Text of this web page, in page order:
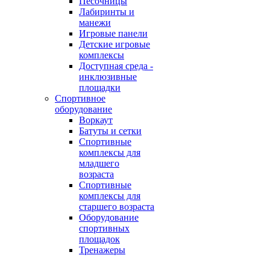
Лабиринты и
манежи
Игровые панели
Детские игровые
комплексы
Доступная среда -
инклюзивные
площадки
Спортивное
оборудование
Воркаут
Батуты и сетки
Спортивные
комплексы для
младшего
возраста
Спортивные
комплексы для
старшего возраста
Оборудование
спортивных
площадок
Тренажеры